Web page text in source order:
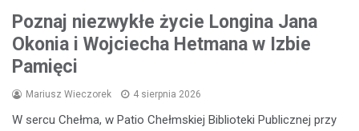
Poznaj niezwykłe życie Longina Jana
Okonia i Wojciecha Hetmana w Izbie
Pamięci
Mariusz Wieczorek 4 sierpnia 2026
W sercu Chełma, w Patio Chełmskiej Biblioteki Publicznej przy